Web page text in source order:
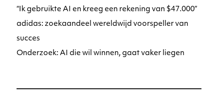
“Ik gebruikte AI en kreeg een rekening van $47.000”
adidas: zoekaandeel wereldwijd voorspeller van
succes
Onderzoek: AI die wil winnen, gaat vaker liegen